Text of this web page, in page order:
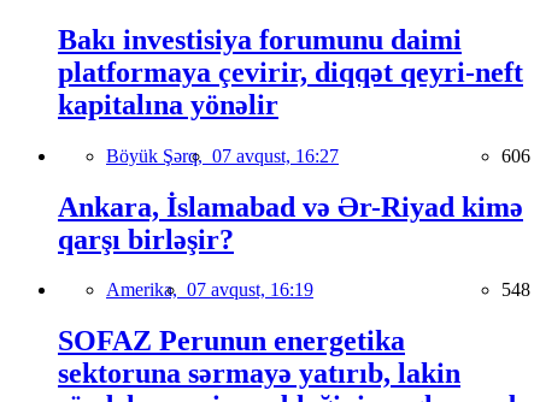
Bakı investisiya forumunu daimi
platformaya çevirir, diqqət qeyri-neft
kapitalına yönəlir
Böyük Şərq, 07 avqust, 16:27 606
Ankara, İslamabad və Ər-Riyad kimə
qarşı birləşir?
Amerika, 07 avqust, 16:19 548
SOFAZ Perunun energetika
sektoruna sərmayə yatırıb, lakin